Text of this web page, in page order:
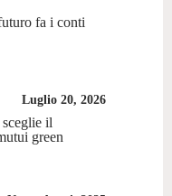
fa i conti
Luglio 20, 2026
il
green